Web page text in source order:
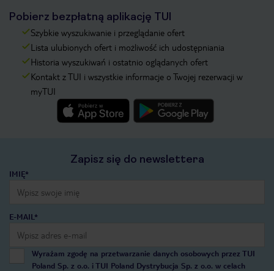
Pobierz bezpłatną aplikację TUI
Szybkie wyszukiwanie i przeglądanie ofert
Lista ulubionych ofert i możliwość ich udostępniania
Historia wyszukiwań i ostatnio oglądanych ofert
Kontakt z TUI i wszystkie informacje o Twojej rezerwacji w
myTUI
Zapisz się do newslettera
IMIĘ*
E-MAIL*
Wyrażam zgodę na przetwarzanie danych osobowych przez TUI
Poland Sp. z o.o. i TUI Poland Dystrybucja Sp. z o.o. w celach